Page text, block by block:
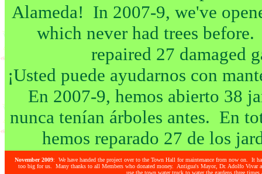
Alameda! In 2007-9, we've
which never had trees
repaired 27 damaged
¡Usted puede ayudarnos con
En 2007-9, hemos abierto 38
nunca tenían árboles antes. En
hemos reparado 27 de los
November 2009: We have handed the project over to the Town Hall for maintenance from now on. It
too big for us. Many thanks to all Members who donated money. Antigua's Mayor, Dr. Adolfo Vivar
use the town water truck to water the gardens three